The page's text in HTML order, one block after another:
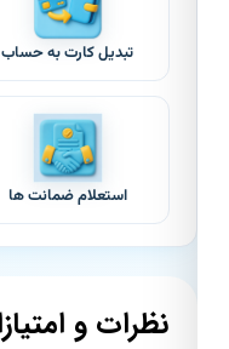
تبدیل کارت به حساب
استعلام ضمانت ها
نظرات و امتیازات